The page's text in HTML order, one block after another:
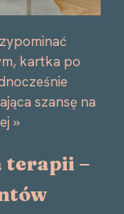
kartka po
szansę na
»
terapii –